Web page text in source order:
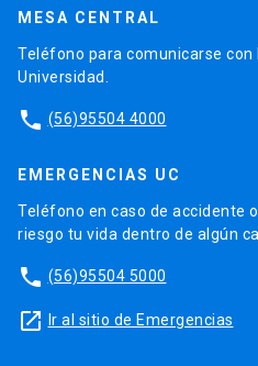
MESA CENTRAL
Teléfono para comunicarse
Universidad.
phone (56)95504 4000
EMERGENCIAS UC
Teléfono en caso de accidente
riesgo tu vida dentro de algún
phone (56)95504 5000
launch Ir al sitio de Emergencias